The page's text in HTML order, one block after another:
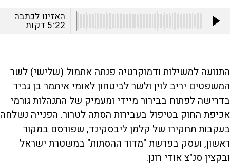
האזינו לכתבה
5:22 דקות
התנועה למשילות ודמוקרטיה פנתה אתמול (שלישי) לשר
המשפטים יריב לוין ולשר לביטחון לאומי איתמר בן גביר
בדרישה לפתוח בבירור מיידי ומעמיק של התנהלות גורמי
אכיפת החוק בטיפול בעבירות הסתה לטרור. הפנייה נשלחה
בעקבות תחקירו של קלמן ליבסקינד, שפורסם במקור
ראשון, ועסק בפרשת "מדור ההסתות" במשטרת ישראל
ובקצין סנ"צ אודי רונן.